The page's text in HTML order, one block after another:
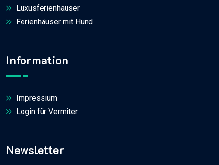
Luxusferienhäuser
Ferienhäuser mit Hund
Information
Impressium
Login für Vermiter
Newsletter